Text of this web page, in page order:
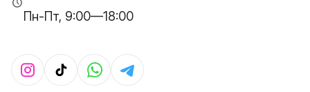
Пн-Пт, 9:00—18:00